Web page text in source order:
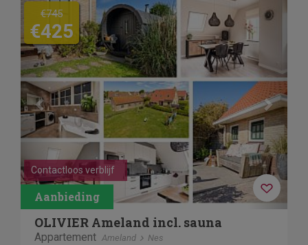
Previous Next
Contactloos verblijf
€745
€425
OLIVIER Ameland incl. sauna
Appartement Ameland Nes